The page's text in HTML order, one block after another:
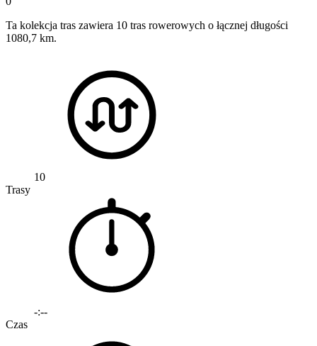
Ta kolekcja tras zawiera 10 tras rowerowych o łącznej długości
1080,7 km.
10
Trasy
-:--
Czas